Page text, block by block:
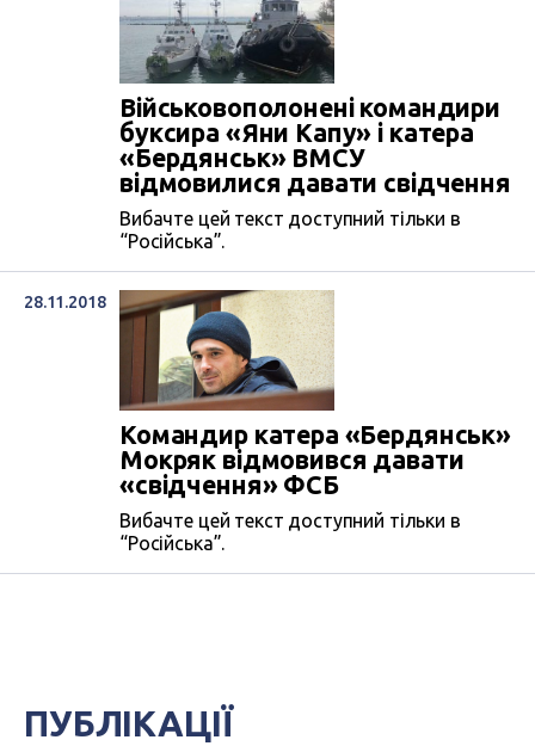
Військовополонені командири
буксира «Яни Капу» і катера
«Бердянськ» ВМСУ
відмовилися давати свідчення
Вибачте цей текст доступний тільки в
“Російська”.
28.11.2018
Командир катера «Бердянськ»
Мокряк відмовився давати
«свідчення» ФСБ
Вибачте цей текст доступний тільки в
“Російська”.
ПУБЛІКАЦІЇ